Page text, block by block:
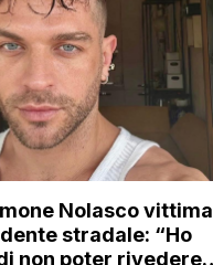
Nolasco vittima
stradale: “Ho
non poter rivedere